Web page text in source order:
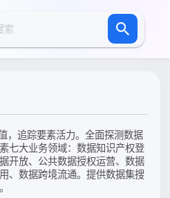
，追踪要素活力。全面探测数据
七大业务领域：数据知识产权登
开放、公共数据授权运营、数据
、数据跨境流通。提供数据集搜